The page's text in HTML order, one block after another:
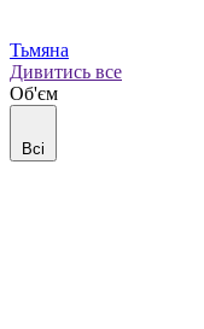
Тьмяна
Дивитись все
Об'єм
Всі